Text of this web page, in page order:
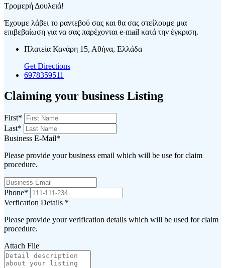
Τρομερή Δουλειά!
Έχουμε λάβει το ραντεβού σας και θα σας στείλουμε μια
επιβεβαίωση για να σας παρέχονται e-mail κατά την έγκριση.
Πλατεία Κανάρη 15, Αθήνα, Ελλάδα
Get Directions
6978359511
Claiming your business Listing
First*
Last*
Business E-Mail*
Please provide your business email which will be use for claim
procedure.
Phone*
Verfication Details *
Please provide your verification details which will be used for claim
procedure.
Attach File